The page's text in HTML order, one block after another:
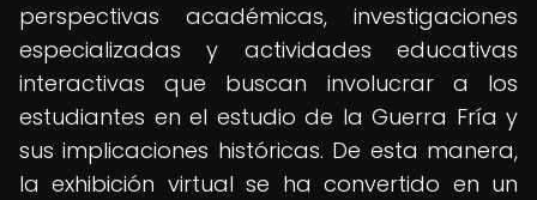
perspectivas académicas, investigaciones
especializadas y actividades educativas
interactivas que buscan involucrar a los
estudiantes en el estudio de la Guerra Fría y
sus implicaciones históricas. De esta manera,
la exhibición virtual se ha convertido en un